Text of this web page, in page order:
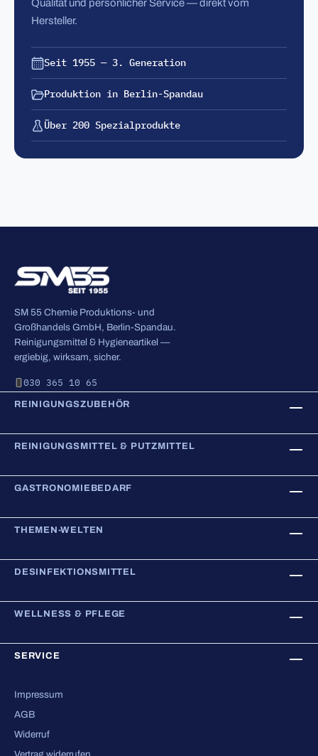
Qualität und persönlicher Service — direkt vom
Hersteller.
Seit 1955 — 3. Generation
Produktion in Berlin-Spandau
Über 200 Spezialprodukte
SM 55 Chemie Produktions- und
Großhandels GmbH, Berlin-Spandau.
Reinigungsmittel & Hygieneartikel —
ergiebig, wirksam, sicher.
030 365 10 65
REINIGUNGSZUBEHÖR
REINIGUNGSMITTEL & PUTZMITTEL
GASTRONOMIEBEDARF
THEMEN-WELTEN
DESINFEKTIONSMITTEL
WELLNESS & PFLEGE
SERVICE
Impressum
AGB
Widerruf